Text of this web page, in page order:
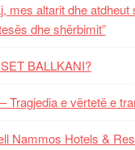
mes altarit dhe
dhe shërbimit”
BALLKANI?
Tragjedia e vërtetë e
Nammos Hotels &